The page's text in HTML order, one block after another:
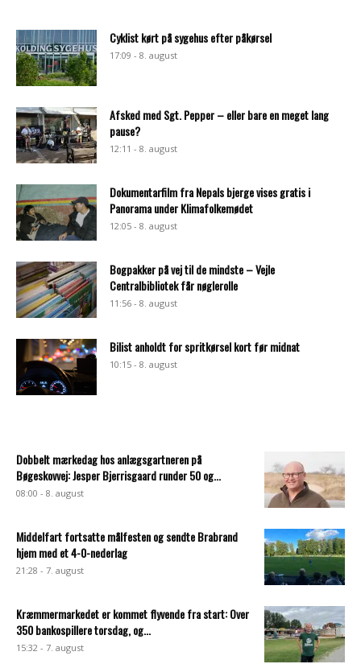
Cyklist kørt på sygehus efter påkørsel
17:09 - 8. august
Afsked med Sgt. Pepper – eller bare en meget lang
pause?
12:11 - 8. august
Dokumentarfilm fra Nepals bjerge vises gratis i
Panorama under Klimafolkemødet
12:05 - 8. august
Bogpakker på vej til de mindste – Vejle
Centralbibliotek får nøglerolle
11:56 - 8. august
Bilist anholdt for spritkørsel kort før midnat
10:15 - 8. august
Dobbelt mærkedag hos anlægsgartneren på
Bøgeskovvej: Jesper Bjerrisgaard runder 50 og...
08:00 - 8. august
Middelfart fortsatte målfesten og sendte Brabrand
hjem med et 4-0-nederlag
21:28 - 7. august
Kræmmermarkedet er kommet flyvende fra start: Over
350 bankospillere torsdag, og...
15:32 - 7. august